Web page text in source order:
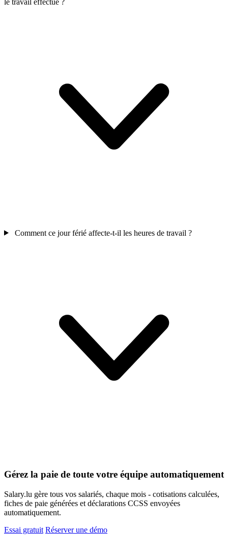
Comment ce jour férié affecte-t-il les heures de travail ?
Gérez la paie de toute votre équipe automatiquement
Salary.lu gère tous vos salariés, chaque mois - cotisations calculées,
fiches de paie générées et déclarations CCSS envoyées
automatiquement.
Essai gratuit Réserver une démo